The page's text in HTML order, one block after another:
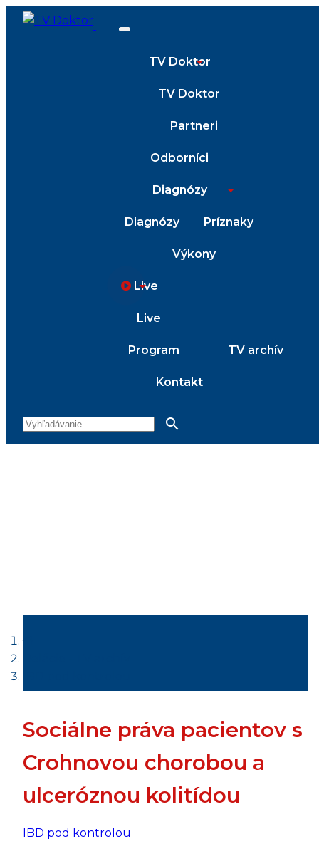
TV Doktor
TV Doktor
Partneri
Odborníci
Diagnózy
Diagnózy Príznaky
Výkony
Live
Live
Program TV archív
Kontakt
search
Sociálne práva pacientov s
Crohnovou chorobou a
ulceróznou kolitídou
IBD pod kontrolou